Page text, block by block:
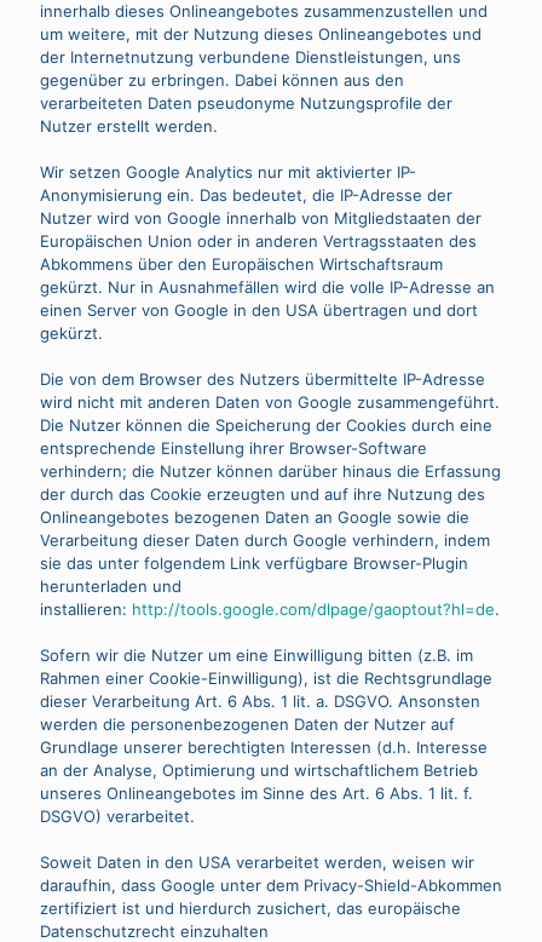
innerhalb dieses Onlineangebotes zusammenzustellen und
um weitere, mit der Nutzung dieses Onlineangebotes und
der Internetnutzung verbundene Dienstleistungen, uns
gegenüber zu erbringen. Dabei können aus den
verarbeiteten Daten pseudonyme Nutzungsprofile der
Nutzer erstellt werden.
Wir setzen Google Analytics nur mit aktivierter IP-
Anonymisierung ein. Das bedeutet, die IP-Adresse der
Nutzer wird von Google innerhalb von Mitgliedstaaten der
Europäischen Union oder in anderen Vertragsstaaten des
Abkommens über den Europäischen Wirtschaftsraum
gekürzt. Nur in Ausnahmefällen wird die volle IP-Adresse an
einen Server von Google in den USA übertragen und dort
gekürzt.
Die von dem Browser des Nutzers übermittelte IP-Adresse
wird nicht mit anderen Daten von Google zusammengeführt.
Die Nutzer können die Speicherung der Cookies durch eine
entsprechende Einstellung ihrer Browser-Software
verhindern; die Nutzer können darüber hinaus die Erfassung
der durch das Cookie erzeugten und auf ihre Nutzung des
Onlineangebotes bezogenen Daten an Google sowie die
Verarbeitung dieser Daten durch Google verhindern, indem
sie das unter folgendem Link verfügbare Browser-Plugin
herunterladen und
installieren: http://tools.google.com/dlpage/gaoptout?hl=de.
Sofern wir die Nutzer um eine Einwilligung bitten (z.B. im
Rahmen einer Cookie-Einwilligung), ist die Rechtsgrundlage
dieser Verarbeitung Art. 6 Abs. 1 lit. a. DSGVO. Ansonsten
werden die personenbezogenen Daten der Nutzer auf
Grundlage unserer berechtigten Interessen (d.h. Interesse
an der Analyse, Optimierung und wirtschaftlichem Betrieb
unseres Onlineangebotes im Sinne des Art. 6 Abs. 1 lit. f.
DSGVO) verarbeitet.
Soweit Daten in den USA verarbeitet werden, weisen wir
daraufhin, dass Google unter dem Privacy-Shield-Abkommen
zertifiziert ist und hierdurch zusichert, das europäische
Datenschutzrecht einzuhalten